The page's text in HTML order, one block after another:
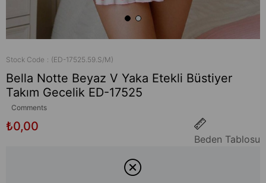
Stock Code (ED-17525.59.S/M)
Bella Notte Beyaz V Yaka Etekli Büstiyer
Takım Gecelik ED-17525
Comments
₺0,00
Beden Tablosu